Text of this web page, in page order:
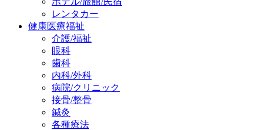
レンタカー
健康医療福祉
介護/福祉
眼科
歯科
内科/外科
病院/クリニック
接骨/整骨
鍼灸
各種療法